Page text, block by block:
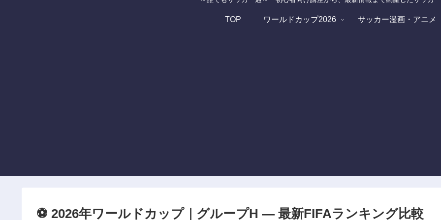
TOP ワールドカップ2026 サッカー漫画・アニメ
⚽ 2026年ワールドカップ｜グループH — 最新FIFAランキング比較